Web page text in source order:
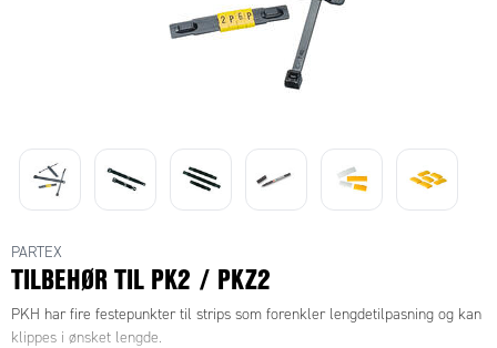
PARTEX
TILBEHØR TIL PK2 / PKZ2
PKH har fire festepunkter til strips som forenkler lengdetilpasning og kan
klippes i ønsket lengde.